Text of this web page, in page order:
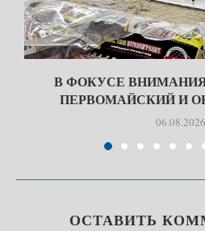
В ФОКУСЕ
ПЕРВОМАЙСКИЙ И
06.08.2026
ОСТАВИТЬ